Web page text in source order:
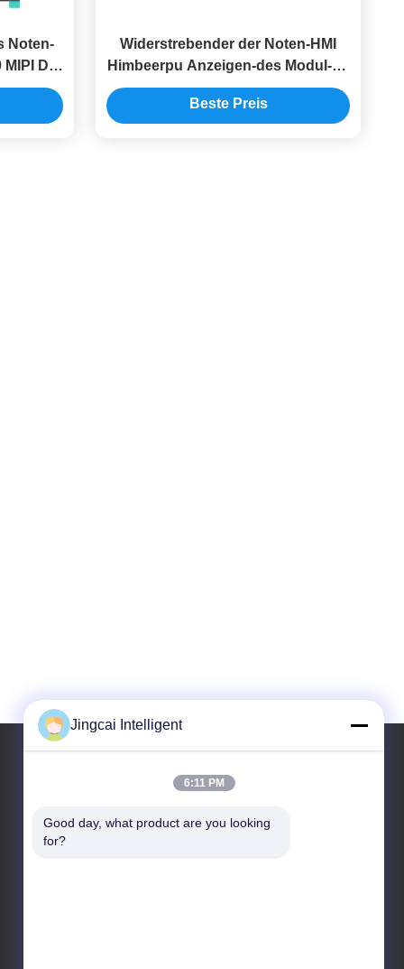
Noten-
DSI
Widerstrebender der Noten-HMI
Himbeerpu Anzeigen-des Modul-5V
800x480 7 Zoll-Touch Screen
Beste Preis
Anschrift
Jingcai Intelligent
6:11 PM
Good day, what product are you looking
for?